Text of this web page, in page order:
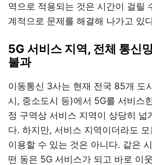
역으로 적용되는 것은 시간이 걸릴
계적으로 문제를 해결해 나가고 있
5G 서비스 지역, 전체 통신
불과
이동통신 3사는 현재 전국 85개 도
시, 중소도시 등)에서 5G를 서비스
정 구역상 서비스 지역이 상당히 넓
다. 하지만, 서비스 지역이더라도
이용할 수 있는 것은 아니다. 같은
떤 동은 5G 서비스가 되고 바로 이